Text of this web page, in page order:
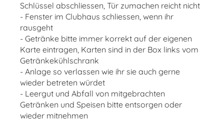
Schlüssel abschliessen, Tür zumachen reicht nicht
- Fenster im Clubhaus schliessen, wenn ihr
rausgeht
- Getränke bitte immer korrekt auf der eigenen
Karte eintragen, Karten sind in der Box links vom
Getränkekühlschrank
- Anlage so verlassen wie ihr sie auch gerne
wieder betreten würdet
- Leergut und Abfall von mitgebrachten
Getränken und Speisen bitte entsorgen oder
wieder mitnehmen